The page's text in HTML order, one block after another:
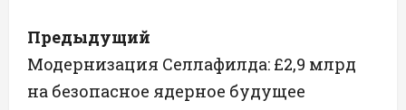
Н
а
Предыдущий
Модернизация Селлафилда: £2,9 млрд
на безопасное ядерное будущее